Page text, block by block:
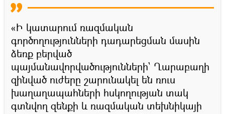
«Ի կատարում ռազմական
գործողությունների դադարեցման մասին
ձեռք բերված
պայմանավորվածությունների` Ղարաբաղի
զինված ուժերը շարունակել են ռուս
խաղաղապահների հսկողության տակ
գտնվող զենքի և ռազմական տեխնիկայի